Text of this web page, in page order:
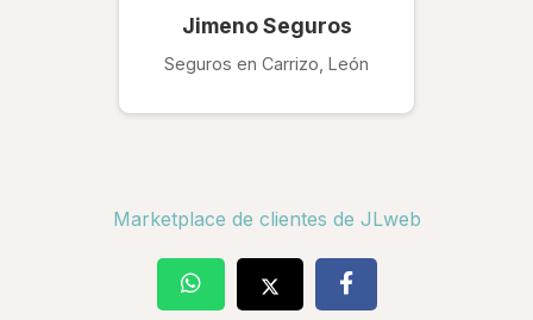
Jimeno Seguros
Seguros en Carrizo, León
Marketplace de clientes de JLweb